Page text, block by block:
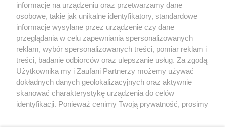
5 / 0
Nie zapomnij
zapoznać się z:
polityką prywatności regulamin korzystania z portali
Twojemiasto
Piekary Śląskie
Chorzów
Tarnowskie Góry
Skontakuj sięz nami
Kontakt
Wydawca
Redakcja
informacje na urządzeniu oraz przetwarzamy dane
osobowe, takie jak unikalne identyfikatory, standardowe
informacje wysyłane przez urządzenie czy dane
przeglądania w celu zapewniania spersonalizowanych
reklam, wybór spersonalizowanych treści, pomiar reklam i
treści, badanie odbiorców oraz ulepszanie usług. Za zgodą
Użytkownika my i Zaufani Partnerzy możemy używać
dokładnych danych geolokalizacyjnych oraz aktywnie
skanować charakterystykę urządzenia do celów
identyfikacji. Ponieważ cenimy Twoją prywatność, prosimy